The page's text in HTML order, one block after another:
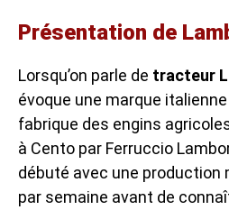
Présentation de
Lorsqu’on parle de tracteur
évoque une marque
fabrique des engins
à Cento par Ferruccio
débuté avec une production
par semaine avant de